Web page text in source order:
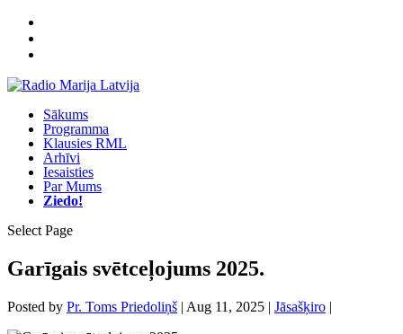
Sākums
Programma
Klausies RML
Arhīvi
Iesaisties
Par Mums
Ziedo!
Select Page
Garīgais svētceļojums 2025.
Posted by Pr. Toms Priedoliņš | Aug 11, 2025 | Jāsašķiro |